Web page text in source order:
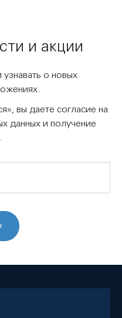
и акции
о новых
вы даете согласие на
данных и получение